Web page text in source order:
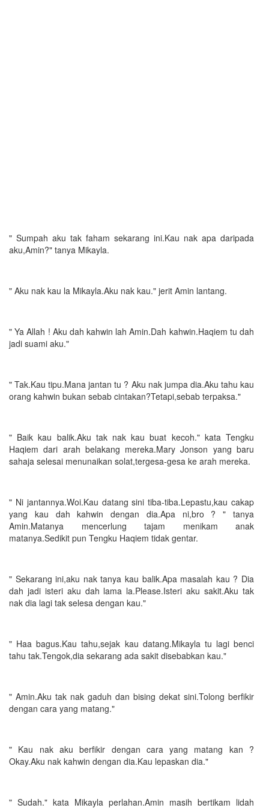
" Sumpah aku tak faham sekarang ini.Kau nak apa daripada
aku,Amin?" tanya Mikayla.
" Aku nak kau la Mikayla.Aku nak kau." jerit Amin lantang.
" Ya Allah ! Aku dah kahwin lah Amin.Dah kahwin.Haqiem tu dah
jadi suami aku."
" Tak.Kau tipu.Mana jantan tu ? Aku nak jumpa dia.Aku tahu kau
orang kahwin bukan sebab cintakan?Tetapi,sebab terpaksa."
" Baik kau balik.Aku tak nak kau buat kecoh." kata Tengku
Haqiem dari arah belakang mereka.Mary Jonson yang baru
sahaja selesai menunaikan solat,tergesa-gesa ke arah mereka.
" Ni jantannya.Woi.Kau datang sini tiba-tiba.Lepastu,kau cakap
yang kau dah kahwin dengan dia.Apa ni,bro ? " tanya
Amin.Matanya mencerlung tajam menikam anak
matanya.Sedikit pun Tengku Haqiem tidak gentar.
" Sekarang ini,aku nak tanya kau balik.Apa masalah kau ? Dia
dah jadi isteri aku dah lama la.Please.Isteri aku sakit.Aku tak
nak dia lagi tak selesa dengan kau."
" Haa bagus.Kau tahu,sejak kau datang.Mikayla tu lagi benci
tahu tak.Tengok,dia sekarang ada sakit disebabkan kau."
" Amin.Aku tak nak gaduh dan bising dekat sini.Tolong berfikir
dengan cara yang matang."
" Kau nak aku berfikir dengan cara yang matang kan ?
Okay.Aku nak kahwin dengan dia.Kau lepaskan dia."
" Sudah." kata Mikayla perlahan.Amin masih bertikam lidah